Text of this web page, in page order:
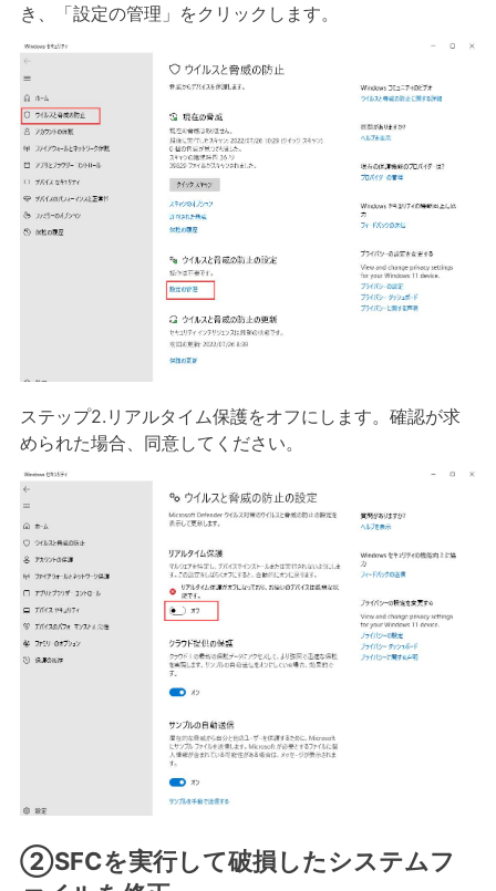
き、「設定の管理」をクリックします。
ステップ2.リアルタイム保護をオフにします。確認が求
められた場合、同意してください。
②SFCを実行して破損したシステムフ